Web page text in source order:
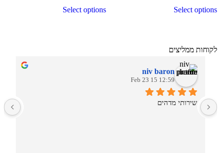
₪3,500.00.Select options
₪3,500.00.Select options
לקוחות ממליצים
niv baron
12:59 15 Feb 23
שירותי מדהים